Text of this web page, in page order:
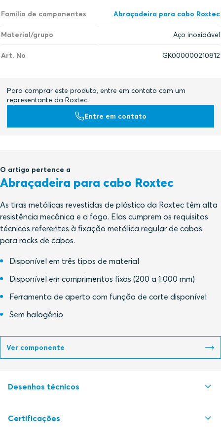
Família de componentes Abraçadeira para cabo Roxtec
Material/grupo Aço inoxidável
Art. No GK000000210812
Para comprar este produto, entre em contato com um
representante da Roxtec.
Entre em contato
O artigo pertence a
Abraçadeira para cabo Roxtec
As tiras metálicas revestidas de plástico da Roxtec têm alta
resistência mecânica e a fogo. Elas cumprem os requisitos
técnicos referentes à fixação metálica regular de cabos
para racks de cabos.
Disponível em três tipos de material
Disponível em comprimentos fixos (200 a 1.000 mm)
Ferramenta de aperto com função de corte disponível
Sem halogênio
Ver componente
Desenhos técnicos
S1526141 CABLE STRAP ROLL STRAP AND CLIP
Certificações